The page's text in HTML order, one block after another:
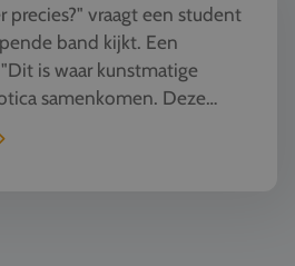
precies?" vraagt een student
band kijkt. Een
is waar kunstmatige
samenkomen. Deze